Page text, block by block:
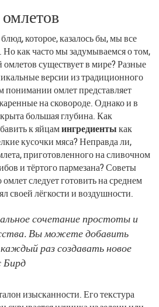
которое, казалось бы, мы все
Но как часто мы задумываемся о том,
омлетов существует в мире? Разные
версии из традиционного
понимании омлет представляет
на сковороде. Однако и в
большая глубина. Как
к яйцамингредиентыкак
кусочки мяса? Неправда ли,
приготовленного на сливочном
и тёртого пармезана? Советы
следует готовить на среднем
своей лёгкости и воздушности.
сочетание простоты и
Вы можете добавить
раз создавать новое
Бирд
изысканности. Его текстура